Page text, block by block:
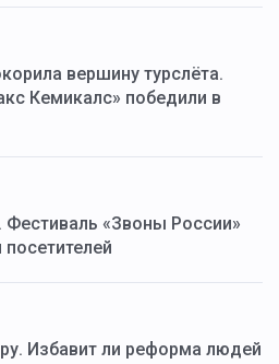
вершину турслёта.
Кемикалс» победили в
Фестиваль «Звоны России»
Избавит ли реформа людей